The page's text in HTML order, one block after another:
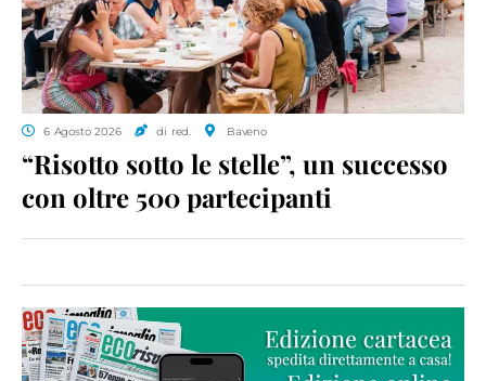
6 Agosto 2026 di red. Baveno
“Risotto sotto le stelle”, un successo
con oltre 500 partecipanti